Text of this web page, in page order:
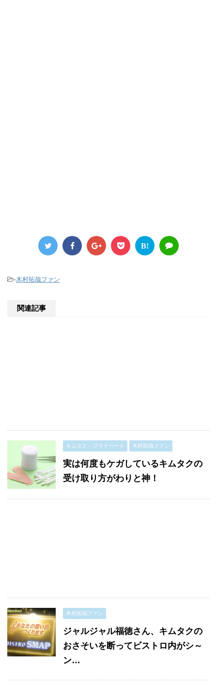
B!
-木村拓哉ファン
関連記事
キムタク プライベート 木村拓哉ファン
実は何度もケガしているキムタクの
受け取り方がわりと神！
木村拓哉ファン
ジャルジャル福徳さん、キムタクの
おさそいを断ってビストロ内がシ～
ン…